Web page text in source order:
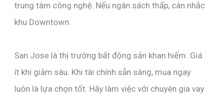
trung tâm công nghệ. Nếu ngân sách thấp, cân nhắc
khu Downtown.
San Jose là thị trường bất động sản khan hiếm. Giá
ít khi giảm sâu. Khi tài chính sẵn sàng, mua ngay
luôn là lựa chọn tốt. Hãy làm việc với chuyên gia vay